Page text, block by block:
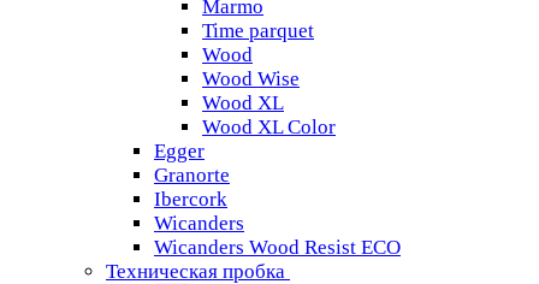
Marmo
Time parquet
Wood
Wood Wise
Wood XL
Wood XL Color
Egger
Granorte
Ibercork
Wicanders
Wicanders Wood Resist ECO
Техническая пробка